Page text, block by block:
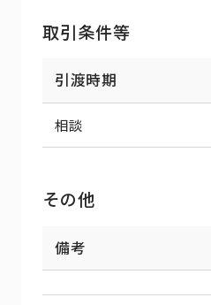
取引条件等
引渡時期
相談
その他
備考